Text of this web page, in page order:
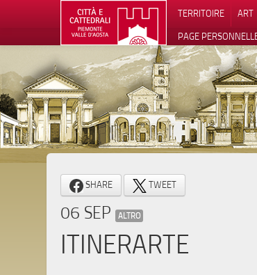
TERRITOIRE ART
PAGE
SHARE TWEET
06 SEP ALTRO
ITINERARTE